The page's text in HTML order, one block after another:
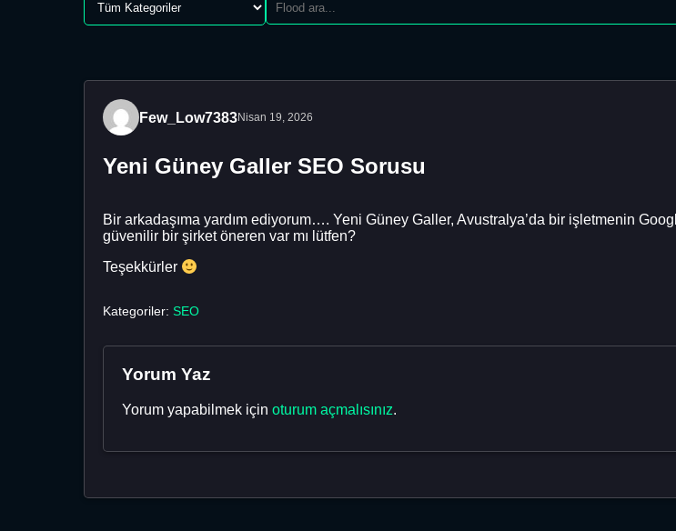
Few_Low7383Nisan 19, 2026
Yeni Güney Galler SEO Sorusu
Bir arkadaşıma yardım ediyorum…. Yeni Güney Galler, Avustralya’da bir işletmenin
güvenilir bir şirket öneren var mı lütfen?
Teşekkürler
Kategoriler: SEO
Yorum Yaz
Yorum yapabilmek için oturum açmalısınız.